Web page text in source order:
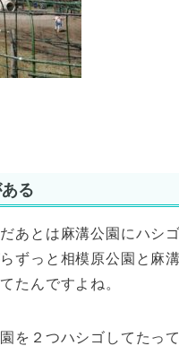
る
あとは麻溝公園にハシゴ
ずっと相模原公園と麻
たんですよね。
を２つハシゴしてたっ